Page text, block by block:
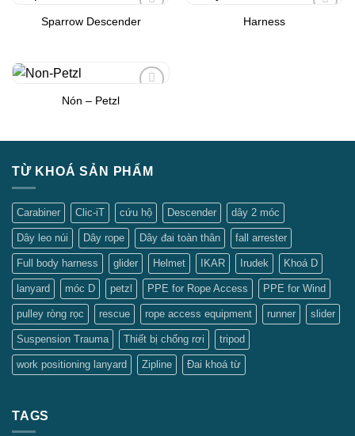
Add to
Sparrow Descender Harness
Nón – Petzl
TỪ KHOÁ SẢN PHẨM
Carabiner Clic-iT cứu hộ Descender dây 2 móc
Dây leo núi Dây rope Dây đai toàn thân fall arrester
Full body harness glider Helmet IKAR Irudek Khoá D
lanyard móc D petzl PPE for Rope Access PPE for Wind
pulley ròng rọc rescue rope access equipment runner slider
Suspension Trauma Thiết bị chống rơi tripod
work positioning lanyard Zipline Đai khoá từ
TAGS